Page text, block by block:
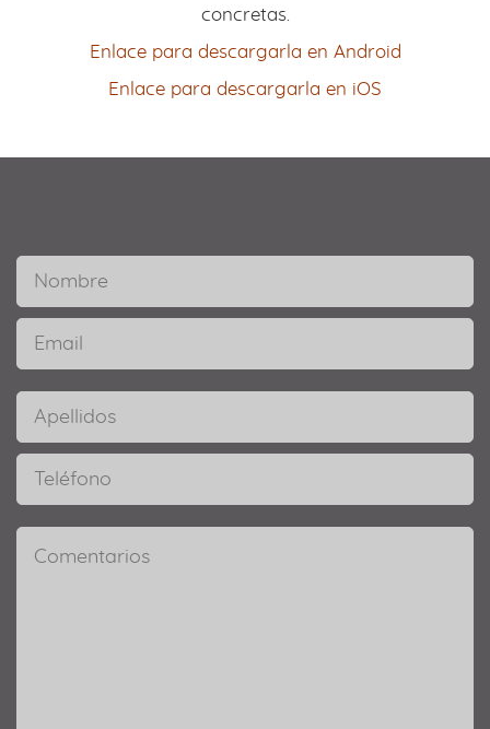
concretas.
Enlace para descargarla en Android
Enlace para descargarla en iOS